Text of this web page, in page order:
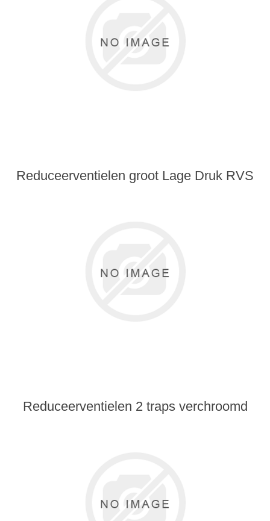
Reduceerventielen groot Lage Druk RVS
Reduceerventielen 2 traps verchroomd